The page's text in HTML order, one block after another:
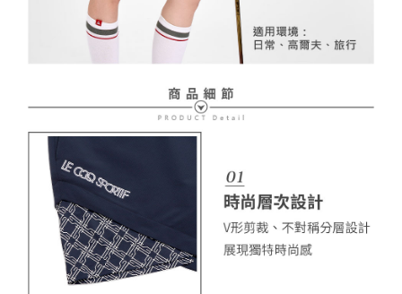
權轉讓予恩沛科技股份有限公司。
２．關於個人資料處理事宜，請瀏覽以下網址：
https://aftee.tw/terms/#terms3
３．未成年的使用者請事先徵得法定代理人或監護人之同意方可使用
４．使用「AFTEE先享後付」時，將依據個別帳號之用戶狀況，依本公司即
時審查核予不同之上限額度；若仍有額度不足之情形，本公司將視審查結果
請求用戶進行身份認證。
５．嚴禁一人註冊多個帳號或使用他人資訊註冊。若發現惡意使用之情形，
恩沛科技股份有限公司將有權停止該用戶之使用額度並採取法律行動。
付款後7-11取貨
宅配
免運費